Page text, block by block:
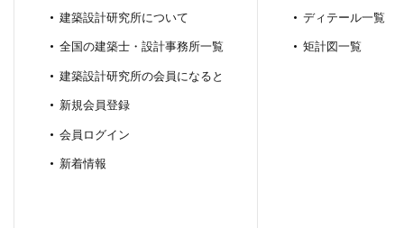
建築設計研究所について
全国の建築士・設計事務所一覧
建築設計研究所の会員になると
新規会員登録
会員ログイン
新着情報
ディテール一覧
矩計図一覧